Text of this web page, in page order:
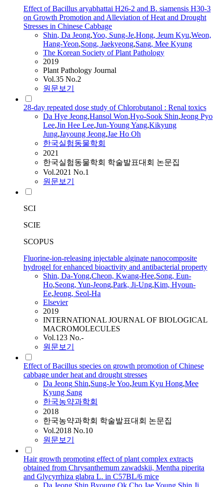
Effect of Bacillus aryabhattai H26-2 and B. siamensis H30-3
on Growth Promotion and Alleviation of Heat and Drought
Stresses in Chinese Cabbage
Shin, Da Jeong,Yoo, Sung-Je,Hong, Jeum Kyu,Weon,
Hang-Yeon,Song, Jaekyeong,Sang, Mee Kyung
The Korean Society of Plant Pathology
2019
Plant Pathology Journal
Vol.35 No.2
원문보기
28-day repeated dose study of Chlorobutanol : Renal toxics
Da Hye Jeong,Hansol Won,Hyo-Sook Shin,Jeong Pyo
Lee,Jin Hee Lee,Jun-Young Yang,Kikyung
Jung,Jayoung Jeong,Jae Ho Oh
한국실험동물학회
2021
한국실험동물학회 학술발표대회 논문집
Vol.2021 No.1
원문보기
SCI
SCIE
SCOPUS
Fluorine-ion-releasing injectable alginate nanocomposite
hydrogel for enhanced bioactivity and antibacterial property
Shin, Da-Yong,Cheon, Kwang-Hee,Song, Eun-
Ho,Seong, Yun-Jeong,Park, Ji-Ung,Kim, Hyoun-
Ee,Jeong, Seol-Ha
Elsevier
2019
INTERNATIONAL JOURNAL OF BIOLOGICAL
MACROMOLECULES
Vol.123 No.-
원문보기
Effect of Bacillus species on growth promotion of Chinese
cabbage under heat and drought stresses
Da Jeong Shin,Sung-Je Yoo,Jeum Kyu Hong,Mee
Kyung Sang
한국농약과학회
2018
한국농약과학회 학술발표대회 논문집
Vol.2018 No.10
원문보기
Hair growth promoting effect of plant complex extracts
obtained from Chrysanthemum zawadskii, Mentha piperita
and Glycyrrhiza glabra L. in C57BL/6 mice